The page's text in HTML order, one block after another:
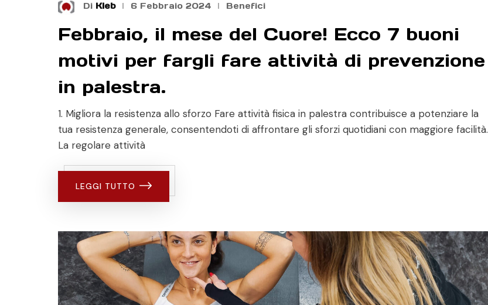
Di Kleb 6 Febbraio 2024 Benefici
Febbraio, il mese del Cuore! Ecco 7 buoni
motivi per fargli fare attività di prevenzione
in palestra.
1. Migliora la resistenza allo sforzo Fare attività fisica in palestra contribuisce a potenziare la
tua resistenza generale, consentendoti di affrontare gli sforzi quotidiani con maggiore facilità.
La regolare attività
LEGGI TUTTO